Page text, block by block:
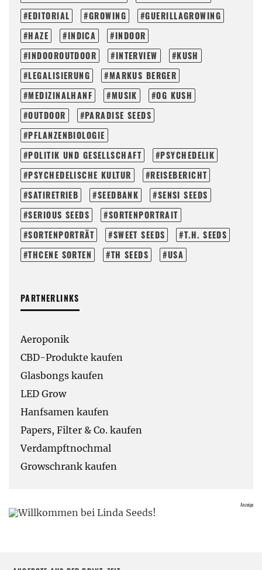
EDITORIAL
GROWING
GUERILLAGROWING
HAZE
INDICA
INDOOR
INDOOROUTDOOR
INTERVIEW
KUSH
LEGALISIERUNG
MARKUS BERGER
MEDIZINALHANF
MUSIK
OG KUSH
OUTDOOR
PARADISE SEEDS
PFLANZENBIOLOGIE
POLITIK UND GESELLSCHAFT
PSYCHEDELIK
PSYCHEDELISCHE KULTUR
REISEBERICHT
SATIRETRIEB
SEEDBANK
SENSI SEEDS
SERIOUS SEEDS
SORTENPORTRAIT
SORTENPORTRÄT
SWEET SEEDS
T.H. SEEDS
THCENE SORTEN
TH SEEDS USA
PARTNERLINKS
Aeroponik
CBD-Produkte kaufen
Glasbongs kaufen
LED Grow
Hanfsamen kaufen
Papers, Filter & Co. kaufen
Verdampftnochmal
Growschrank kaufen